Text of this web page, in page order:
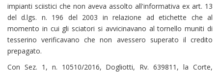
impianti sciistici che non aveva assolto all'informativa ex art. 13
del d.lgs. n. 196 del 2003 in relazione ad etichette che al
momento in cui gli sciatori si avvicinavano al tornello muniti di
tesserino verificavano che non avessero superato il credito
prepagato.
Con Sez. 1, n. 10510/2016, Dogliotti, Rv. 639811, la Corte,